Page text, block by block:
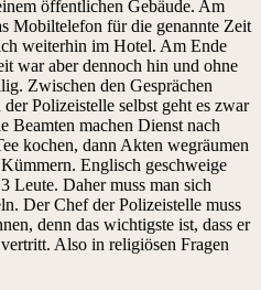
öffentlichen Gebäude. Am
Mobiltelefon für die genannte Zeit
weiterhin im Hotel. Am Ende
war aber dennoch hin und ohne
Zwischen den Gesprächen
Polizeistelle selbst geht es zwar
Beamten machen Dienst nach
kochen, dann Akten wegräumen
Englisch geschweige
Leute. Daher muss man sich
Der Chef der Polizeistelle muss
denn das wichtigste ist, dass er
Also in religiösen Fragen